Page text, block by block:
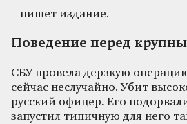
– пишет издание.
Поведение перед
СБУ провела дерзкую
сейчас неслучайно. Убит
русский офицер. Его
запустил типичную для него